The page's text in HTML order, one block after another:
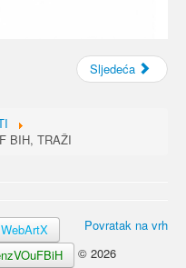
Sljedeća
BIH, TRAŽI
Povratak na vrh
WebArtX
© 2026